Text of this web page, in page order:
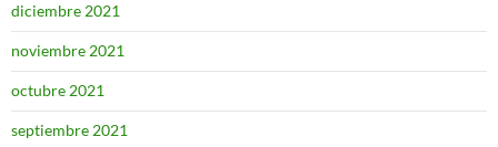
diciembre 2021
noviembre 2021
octubre 2021
septiembre 2021